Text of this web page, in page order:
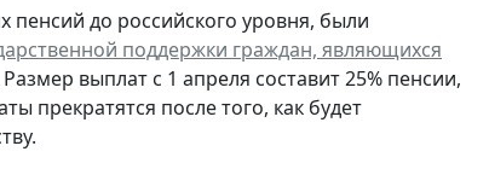
до российского уровня, были
поддержки граждан, являющихся
Размер выплат с 1 апреля составит 25% пенсии,
прекратятся после того, как будет